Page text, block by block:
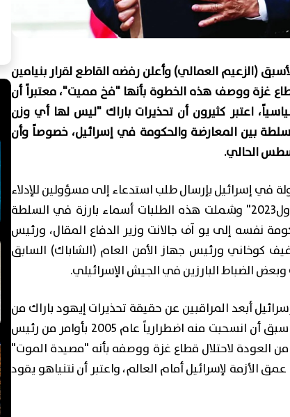
(الزعيم العمالي) وأعلن رفضه القاطع لقرار بنيامين
قطاع غزة ووصف هذه الخطوة بأنها "فخ مميت"، معتبراً أن
اعتبر كثيرون أن تحذيرات باراك "ليس لها أي وزن
بين المعارضة والحكومة في إسرائيل، خصوصاً وأن
في إسرائيل بإرسال طلب استدعاء إلى مسؤولين للإدلاء
بإفاداتهم بشأن "إخفاقات 7 أكتوبر/ تشرين أول2023" وشملت هذه الطلبات أسماء بارزة في السلطة
نفسه إلى يو آف جالانت وزير الدفاع المقال، ورئيس
كوخاني ورئيس جهاز الأمن العام (الشاباك) السابق
وبعض الضباط البارزين في الجيش الإسرائيلي.
أبعد المراقبين عن حقيقة تحذيرات إيهود باراك من
العودة إلى احتلال إسرائيل لقطاع غزة بعد أن سبق أن انسحبت منه اضطرارياً عام 2005 بأوامر من رئيس
من العودة لاحتلال قطاع غزة ووصفه بأنه "مصيدة الموت"
الأزمة لإسرائيل أمام العالم، واعتبر أن نتنياهو يقود